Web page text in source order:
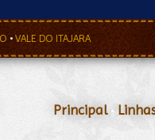
• VALE DO ITAJARA
Principal•